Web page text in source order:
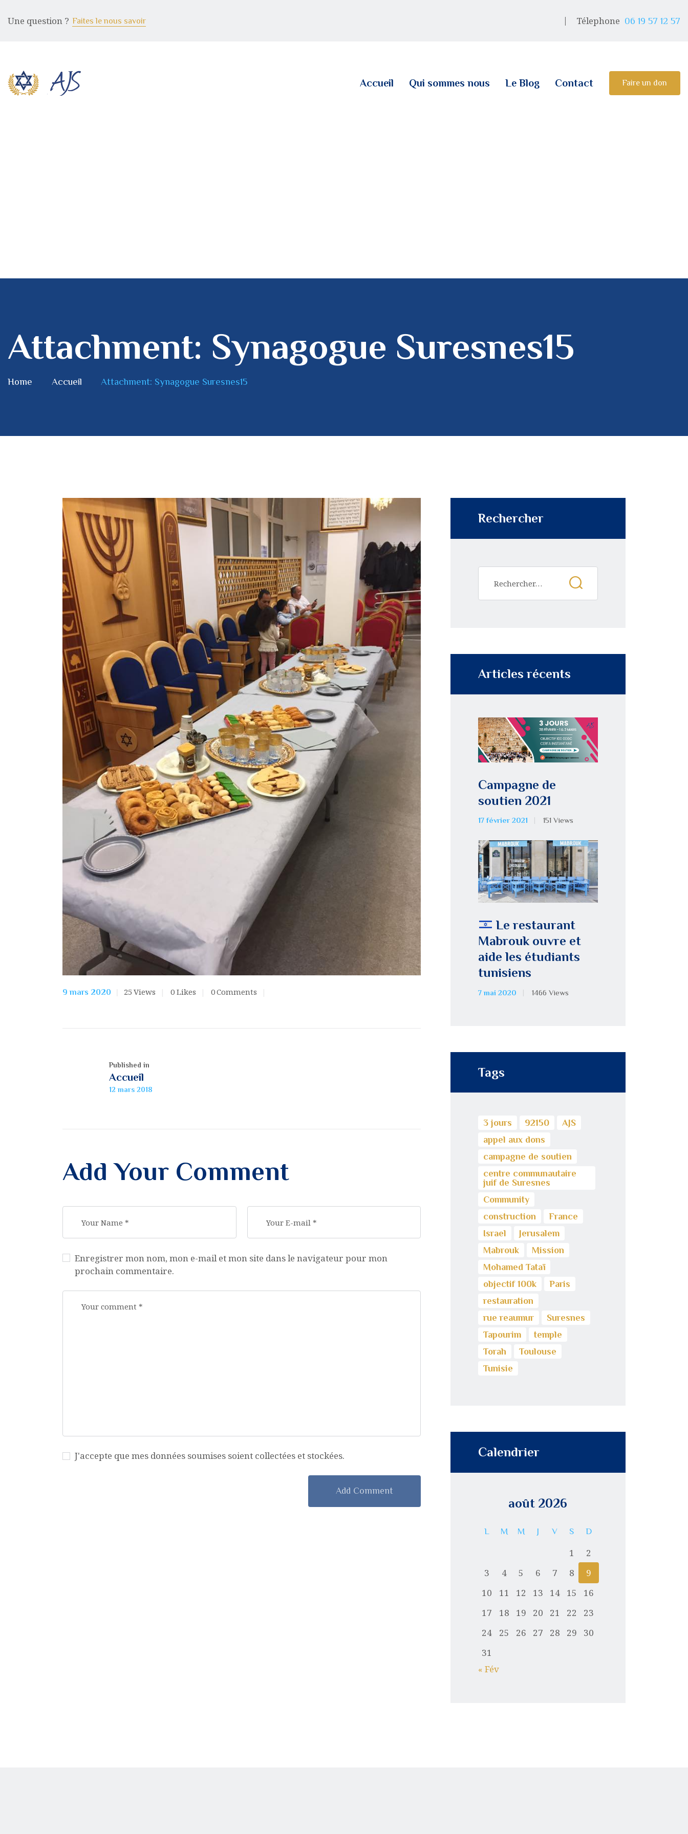
Une question ? Faites le nous savoir Télephone 06 19 57 12 57
Accueil Qui sommes nous Le Blog Contact Faire un don
Attachment: Synagogue Suresnes15
Home Accueil Attachment: Synagogue Suresnes15
9 mars 2020 25 Views 0 Likes 0Comments
Published in
Accueil
12 mars 2018
Add Your Comment
Enregistrer mon nom, mon e-mail et mon site dans le navigateur pour mon
prochain commentaire.
J'accepte que mes données soumises soient collectées et stockées.
Rechercher
Articles récents
Campagne de
soutien 2021
17 février 2021 151 Views
Le restaurant
Mabrouk ouvre et
aide les étudiants
tunisiens
7 mai 2020 1466 Views
Tags
3 jours 92150
AJS
appel aux dons
campagne de soutien
centre communautaire
juif de Suresnes
Community
construction
France
Israel
Jerusalem
Mabrouk
Mission
Mohamed Tataï
objectif 100k
Paris
restauration
rue reaumur
Suresnes
Tapourim
temple
Torah
Toulouse
Tunisie
Calendrier
août 2026
L M M J V S D
1
2
3
4 5 6 7 8
9
10
11 12 13 14 15
16
17
18 19 20 21 22
23
24
25 26 27 28 29
30
31
« Fév